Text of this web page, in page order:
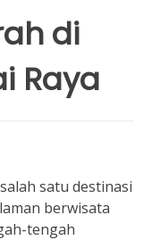
di
Raya
satu destinasi
berwisata
tengah